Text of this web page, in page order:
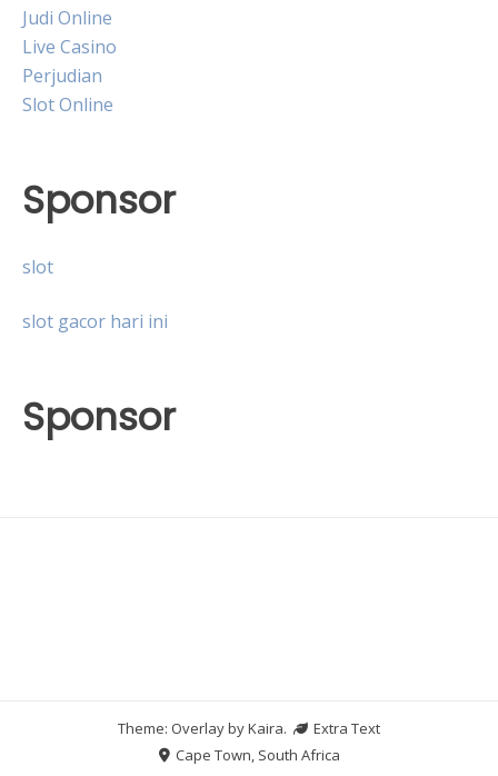
Judi Online
Live Casino
Perjudian
Slot Online
Sponsor
slot
slot gacor hari ini
Sponsor
Theme: Overlay byKaira.
Extra Text
Cape Town, South Africa